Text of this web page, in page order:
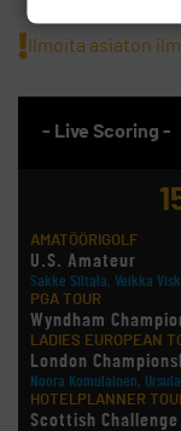
Ilmoita asiaton
- Live Scoring -
AMATÖÖRIGOLF
U.S. Amateur
Sakke Siltala, Veikka
PGA TOUR
Wyndham
LADIES EUROPEAN
London
Noora Komulainen,
HOTELPLANNER
Scottish